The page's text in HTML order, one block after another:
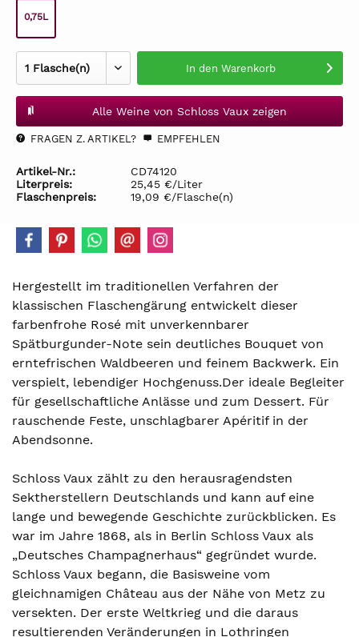
0,75L
In den Warenkorb
Alle Weine von Schloss Vaux zeigen
FRAGEN Z. ARTIKEL? EMPFEHLEN
Artikel-Nr.:
CD74120
Literpreis:
25,45 €/Liter
Flaschenpreis:
19,09 €/Flasche(n)
Hergestellt im traditionellen Verfahren der
klassischen Flaschengärung entwickelt dieser
farbenfrohe Rosé mit unverkennbarer
Spätburgunder-Note sein deutliches Bouquet von
erntefrischen Waldbeeren und feinem Backwerk. Ein
verspielt, lebendiger Hochgenuss.Der ideale Begleiter
für gesellschaftliche Anlässe und zum Dessert. Für
rauschende Feste, unschlagbarer Apéritif in der
Abendsonne.
Schloss Vaux zählt zu den herausragendsten
Sektherstellern Deutschlands und kann auf eine
lange und bewegende Geschichte zurückblicken. Es
war im Jahre 1868, als in Berlin Schloss Vaux als
„Deutsches Champagnerhaus“ gegründet wurde.
Schloss Vaux begann, die Basisweine vom
gleichnamigen Château aus der Nähe von Metz zu
versekten. Der erste Weltkrieg und die daraus
resultierenden Veränderungen in Lothringen